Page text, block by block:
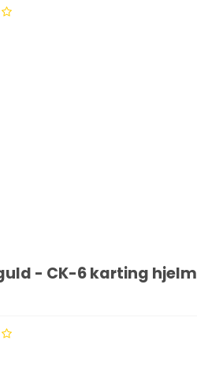
- CK-6 karting hjelm